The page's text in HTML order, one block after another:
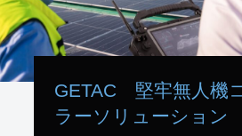
GETAC 堅牢無人機
ラーソリューション